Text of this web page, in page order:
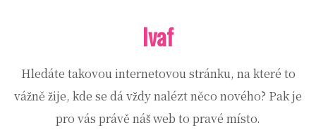
Ivaf
Hledáte takovou internetovou stránku, na které to
vážně žije, kde se dá vždy nalézt něco nového? Pak je
pro vás právě náš web to pravé místo.